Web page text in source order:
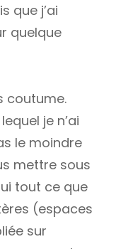
que j’ai
quelque
coutume.
je n’ai
le moindre
mettre sous
tout ce que
(espaces
sur